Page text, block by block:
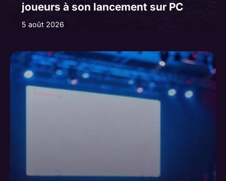
joueurs à son lancement sur PC
5 août 2026